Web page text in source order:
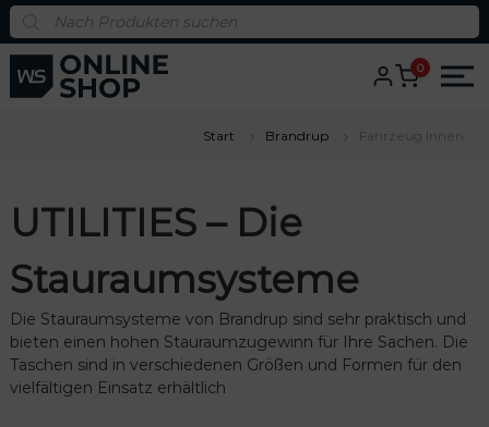
P
o
d
u
t
h
0
Start Brandrup Fahrzeug Innen
UTILITIES – Die
Stauraumsysteme
Die Stauraumsysteme von Brandrup sind sehr praktisch und
bieten einen hohen Stauraumzugewinn für Ihre Sachen. Die
Taschen sind in verschiedenen Größen und Formen für den
vielfältigen Einsatz erhältlich